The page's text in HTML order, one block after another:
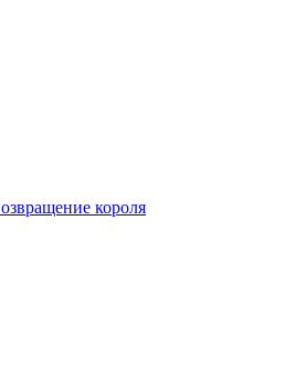
короля